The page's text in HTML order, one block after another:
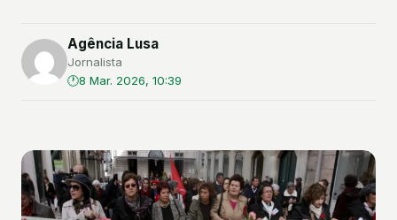
Agência Lusa
Jornalista
8 Mar. 2026, 10:39